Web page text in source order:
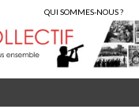
QUI SOMMES-NOUS ?